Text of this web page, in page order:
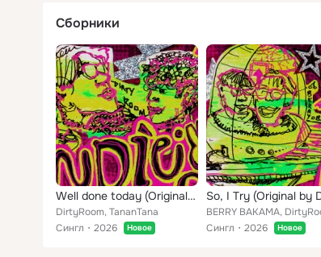
Сборники
Well done today (Original by TananTana) (Indie ไม่ Kids2)
DirtyRoom, TananTana
Сингл
2026 Новое
BERRY BAKAMA,
Сингл
2026 Новое